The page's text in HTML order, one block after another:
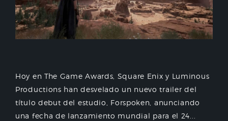
Hoy en The Game Awards, Square Enix y Luminous
Productions han desvelado un nuevo trailer del
título debut del estudio, Forspoken, anunciando
una fecha de lanzamiento mundial para el 24...